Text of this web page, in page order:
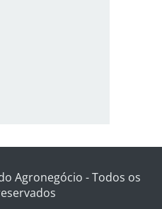
Agronegócio - Todos os